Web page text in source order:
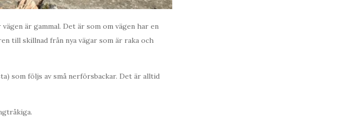
är gammal. Det är som om vägen har en
till skillnad från nya vägar som är raka och
som följs av små nerförsbackar. Det är alltid